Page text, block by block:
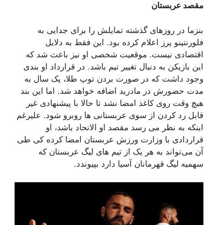
مقصد عربستان
بنزما در روزهای گذشته تمایلش را برای جدایی به
فلورنتینو پرز اعلام کرده بود. این فقط به دلایل
اقتصادی نیست. موقعیت شخصی او نیز باعث شد که
این بازیکن به دنبال تغییر تیم باشد. در قرارداد او بندی
وجود داشت که در صورت بردن توپ طلا، یک سال به
مدت حضورش در مادرید اضافه خواهد شد. اما این بند
هیچ وقت روی کاغذ امضا نشد تا حالا با پیشنهادی غیر
قابل رد کردن از سوی عربستانی ها روبرو شود. علیرغم
اینکه به نظر می رسد مقصد او الاتحاد باشد، او
قراردادی با وزارت ورزش عربستان امضا کرده کی طی
آن می‌تواند به هر یک از تیم های لیگ عربستان که
سهمیه لیگ قهرمانان آسیا دارد بپیوندد.